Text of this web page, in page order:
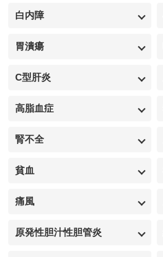
白内障
胃潰瘍
C型肝炎
高脂血症
腎不全
貧血
痛風
原発性胆汁性胆管炎